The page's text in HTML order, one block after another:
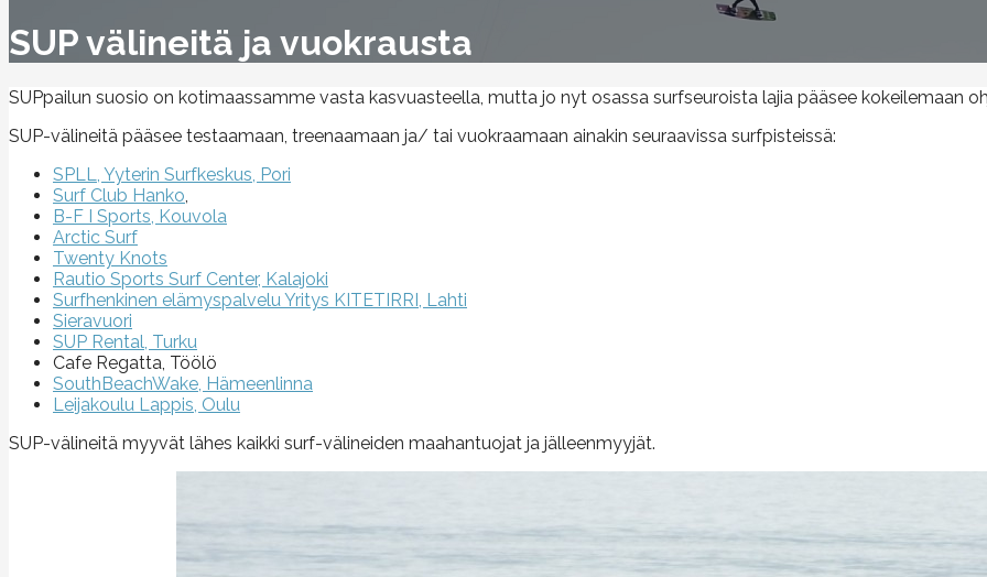
SUP välineitä ja vuokrausta
SUPpailun suosio on kotimaassamme vasta kasvuasteella, mutta jo nyt osassa surfseuroista lajia pääsee kokeilemaan
SUP-välineitä pääsee testaamaan, treenaamaan ja/ tai vuokraamaan ainakin seuraavissa surfpisteissä:
SPLL, Yyterin Surfkeskus, Pori
Surf Club Hanko,
B-F I Sports, Kouvola
Arctic Surf
Twenty Knots
Rautio Sports Surf Center, Kalajoki
Surfhenkinen elämyspalvelu Yritys KITETIRRI, Lahti
Sieravuori
SUP Rental, Turku
Cafe Regatta, Töölö
SouthBeachWake, Hämeenlinna
Leijakoulu Lappis, Oulu
SUP-välineitä myyvät lähes kaikki surf-välineiden maahantuojat ja jälleenmyyjät.